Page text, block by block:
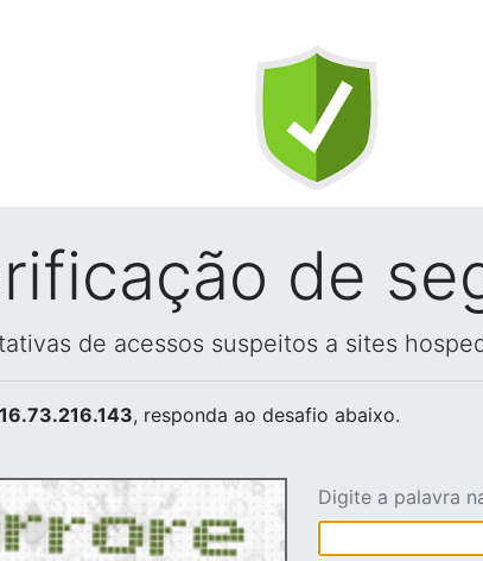
de
de acessos suspeitos a sites
, responda ao desafio abaixo.
Digite a palavra